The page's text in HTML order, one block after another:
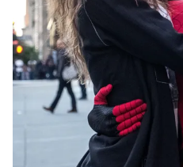
® Cấm sao chép dưới mọi hình
thuận bằng văn bản. Ghi rõ
thông tin từ website này.